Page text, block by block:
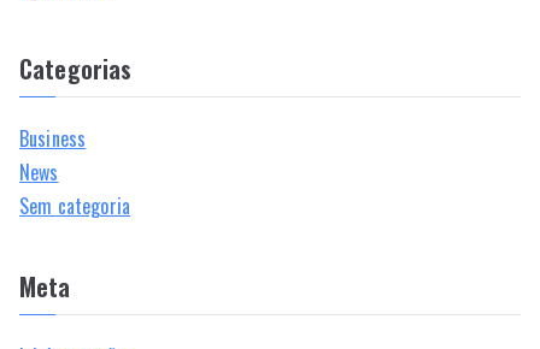
Categorias
Business
News
Sem categoria
Meta